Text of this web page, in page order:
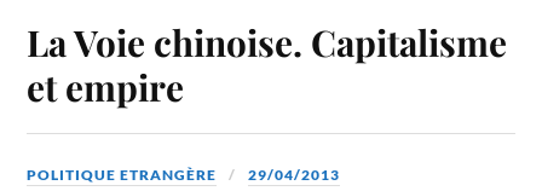
La Voie chinoise. Capitalisme
et empire
POLITIQUE ETRANGÈRE 29/04/2013